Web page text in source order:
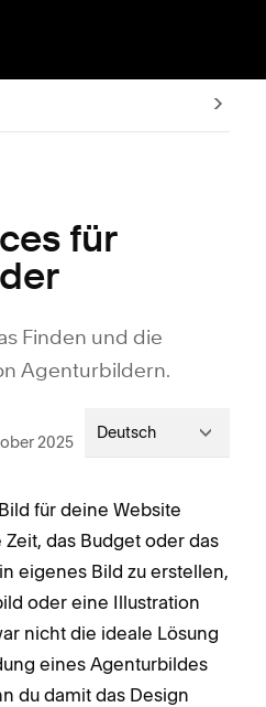
für
Finden und die
Agenturbildern.
2025 Deutsch
für deine Website
das Budget oder das
eigenes Bild zu erstellen,
oder eine Illustration
nicht die ideale Lösung
eines Agenturbildes
du damit das Design